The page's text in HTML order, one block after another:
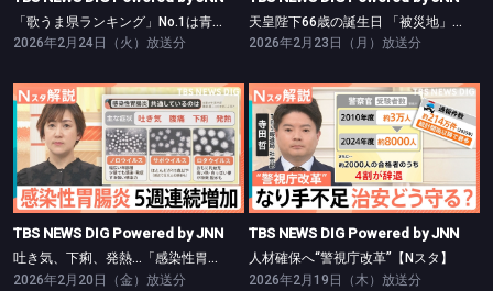
「歌うま県ランキング」No.1は青森県！【Nスタ】
2026年2月24日（火）放送分
天皇陛下66歳の誕生日 「被災地」に寄せる心【Nスタ】
2026年2月23日（月）放送分
TBS NEWS DIG Powered by JNN
吐き気、下痢、発熱…「感染性胃腸炎」が増加傾向【Nスタ】
TBS NEWS DIG Powered by JNN
吐き気、下痢、発熱…「感染性胃腸炎」が増加傾向【Nスタ】
2026年2月20日（金）放送分
TBS NEWS DIG Powered by JNN
人材確保へ“警視庁改革”【Nスタ】
TBS NEWS DIG Powered by JNN
人材確保へ“警視庁改革”【Nスタ】
2026年2月19日（木）放送分